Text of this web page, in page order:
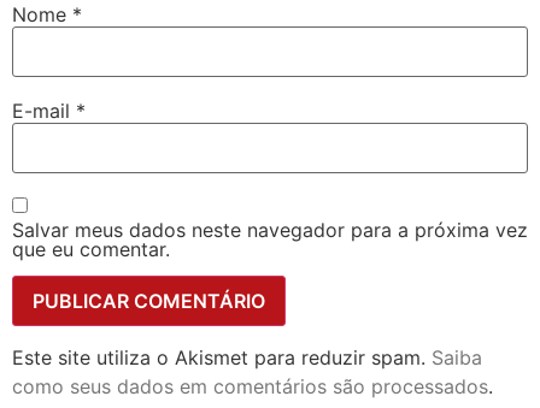
Nome *
E-mail *
Salvar meus dados neste navegador para a próxima vez
que eu comentar.
Este site utiliza o Akismet para reduzir spam. Saiba
como seus dados em comentários são processados.